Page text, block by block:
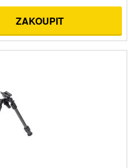
ZAKOUPIT